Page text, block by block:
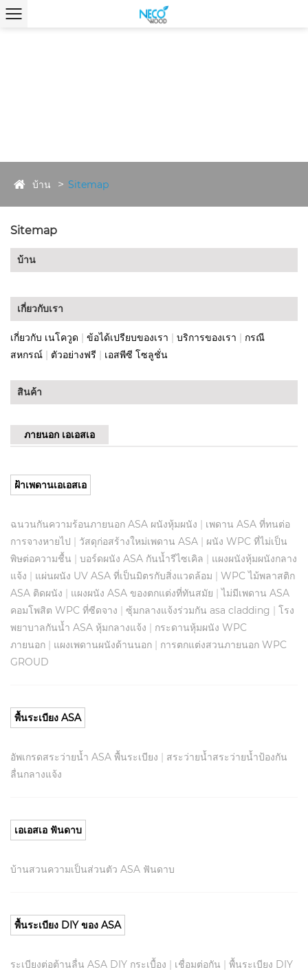
บ้าน Sitemap
Sitemap
บ้าน
เกี่ยวกับเรา
เกี่ยวกับ เนโควูด | ข้อได้เปรียบของเรา | บริการของเรา | กรณี
สหกรณ์ | ตัวอย่างฟรี | เอสพีซี โซลูชั่น
สินค้า
ภายนอก เอเอสเอ
ฝ้าเพดานเอเอสเอ
ฉนวนกันความร้อนภายนอก ASA ผนังหุ้มผนัง | เพดาน ASA ที่ทนต่อ
การจางหายไป | วัสดุก่อสร้างใหม่เพดาน ASA | ผนัง WPC ที่ไม่เป็น
พิษต่อความชื้น | บอร์ดผนัง ASA กันน้ำรีไซเคิล | แผงผนังหุ้มผนังกลาง
แจ้ง | แผ่นผนัง UV ASA ที่เป็นมิตรกับสิ่งแวดล้อม | WPC ไม้พลาสติก
ASA ติดผนัง | แผงผนัง ASA ของตกแต่งที่ทันสมัย |ไม่มีเพดาน ASA
คอมโพสิต WPC ที่ซีดจาง | ซุ้มกลางแจ้งร่วมกัน asa cladding | โรง
พยาบาลกันน้ำ ASA หุ้มกลางแจ้ง | กระดานหุ้มผนัง WPC
ภายนอก | แผงเพดานผนังด้านนอก | การตกแต่งสวนภายนอก WPC
GROUD
พื้นระเบียง ASA
อัพเกรดสระว่ายน้ำ ASA พื้นระเบียง | สระว่ายน้ำสระว่ายน้ำป้องกัน
ลื่นกลางแจ้ง
เอเอสเอ ฟันดาบ
บ้านสวนความเป็นส่วนตัว ASA ฟันดาบ
พื้นระเบียง DIY ของ ASA
ระเบียงต่อต้านลื่น ASA DIY กระเบื้อง | เชื่อมต่อกัน | พื้นระเบียง DIY